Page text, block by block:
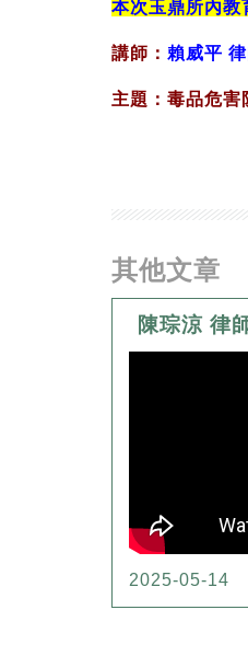
本次玉鼎所內教
講師： 賴威平
主題：毒品危害
其他文章
2025-05-14